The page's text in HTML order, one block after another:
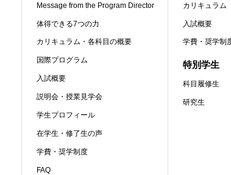
Message from the Program Director
体得できる7つの力
カリキュラム・各科目の概要
国際プログラム
入試概要
説明会・授業見学会
学生プロフィール
在学生・修了生の声
学費・奨学制度
FAQ
カリキュラム
入試概要
学費・奨学制
特別学生
科目履修生
研究生